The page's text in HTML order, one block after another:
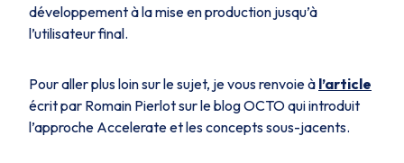
développement à la mise en production jusqu’à
l’utilisateur final.
Pour aller plus loin sur le sujet, je vous renvoie à l’article
écrit par Romain Pierlot sur le blog OCTO qui introduit
l’approche Accelerate et les concepts sous-jacents.